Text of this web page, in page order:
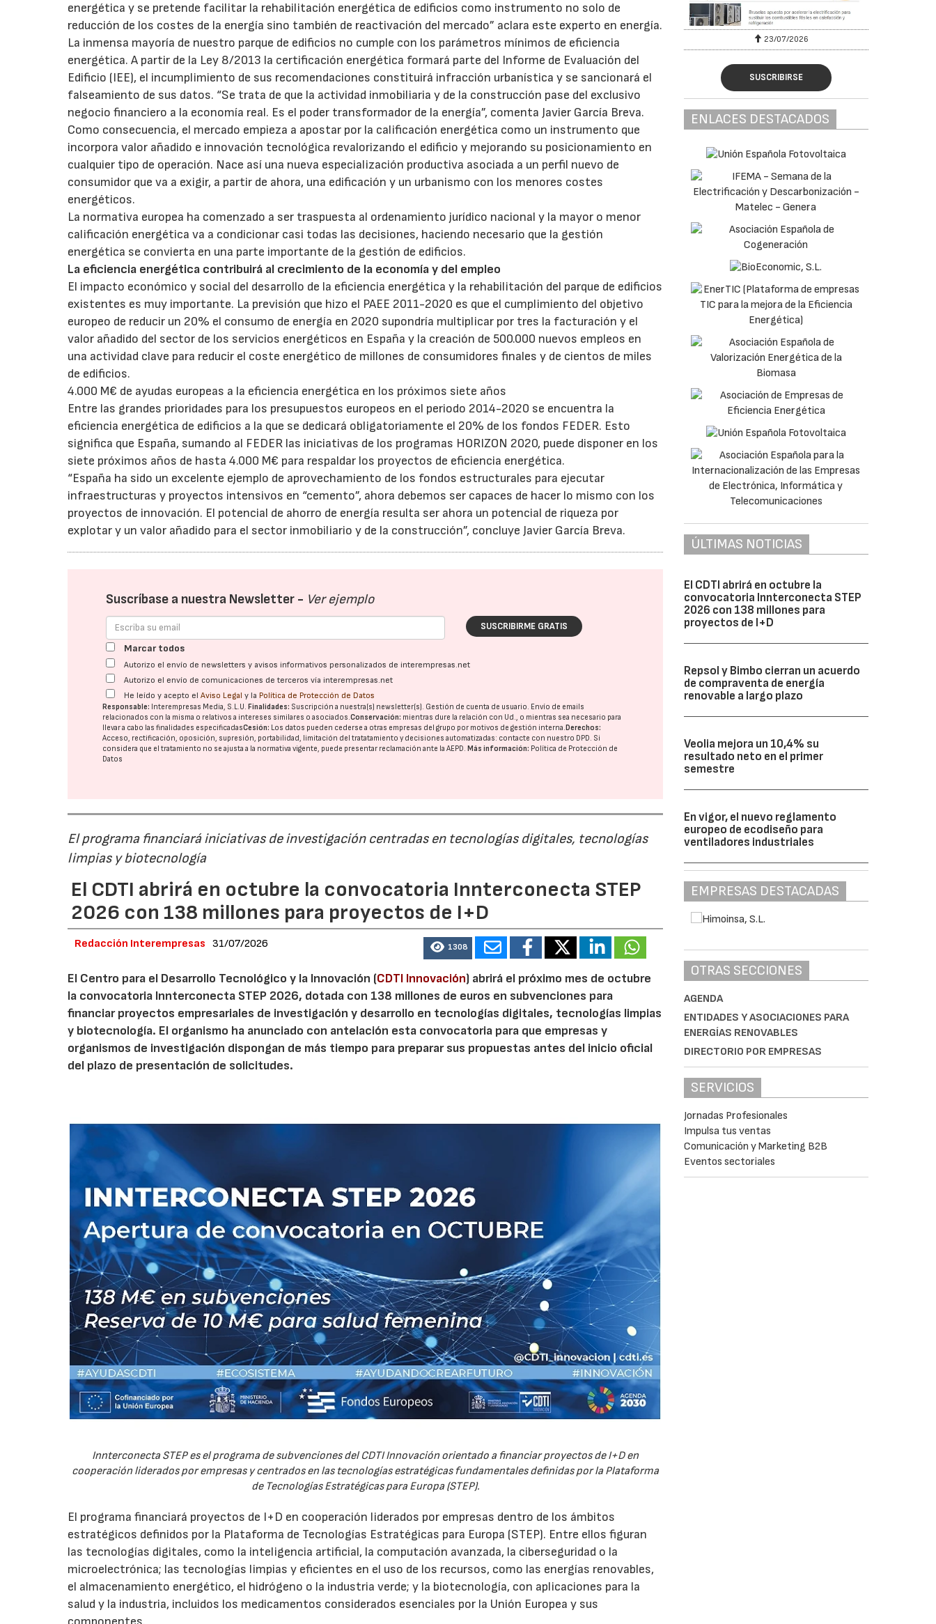
energética y se pretende facilitar la rehabilitación energética de edificios como instrumento no solo de
reducción de los costes de la energía sino también de reactivación del mercado” aclara este experto en energía.
La inmensa mayoría de nuestro parque de edificios no cumple con los parámetros mínimos de eficiencia
energética. A partir de la Ley 8/2013 la certificación energética formará parte del Informe de Evaluación del
Edificio (IEE), el incumplimiento de sus recomendaciones constituirá infracción urbanística y se sancionará el
falseamiento de sus datos. “Se trata de que la actividad inmobiliaria y de la construcción pase del exclusivo
negocio financiero a la economía real. Es el poder transformador de la energía”, comenta Javier García Breva.
Como consecuencia, el mercado empieza a apostar por la calificación energética como un instrumento que
incorpora valor añadido e innovación tecnológica revalorizando el edificio y mejorando su posicionamiento en
cualquier tipo de operación. Nace así una nueva especialización productiva asociada a un perfil nuevo de
consumidor que va a exigir, a partir de ahora, una edificación y un urbanismo con los menores costes
energéticos.
La normativa europea ha comenzado a ser traspuesta al ordenamiento jurídico nacional y la mayor o menor
calificación energética va a condicionar casi todas las decisiones, haciendo necesario que la gestión
energética se convierta en una parte importante de la gestión de edificios.
La eficiencia energética contribuirá al crecimiento de la economía y del empleo
El impacto económico y social del desarrollo de la eficiencia energética y la rehabilitación del parque de edificios
existentes es muy importante. La previsión que hizo el PAEE 2011-2020 es que el cumplimiento del objetivo
europeo de reducir un 20% el consumo de energía en 2020 supondría multiplicar por tres la facturación y el
valor añadido del sector de los servicios energéticos en España y la creación de 500.000 nuevos empleos en
una actividad clave para reducir el coste energético de millones de consumidores finales y de cientos de miles
de edificios.
4.000 M€ de ayudas europeas a la eficiencia energética en los próximos siete años
Entre las grandes prioridades para los presupuestos europeos en el periodo 2014-2020 se encuentra la
eficiencia energética de edificios a la que se dedicará obligatoriamente el 20% de los fondos FEDER. Esto
significa que España, sumando al FEDER las iniciativas de los programas HORIZON 2020, puede disponer en los
siete próximos años de hasta 4.000 M€ para respaldar los proyectos de eficiencia energética.
“España ha sido un excelente ejemplo de aprovechamiento de los fondos estructurales para ejecutar
infraestructuras y proyectos intensivos en “cemento”, ahora debemos ser capaces de hacer lo mismo con los
proyectos de innovación. El potencial de ahorro de energía resulta ser ahora un potencial de riqueza por
explotar y un valor añadido para el sector inmobiliario y de la construcción”, concluye Javier García Breva.
Suscríbase a nuestra Newsletter - Ver ejemplo
SUSCRIBIRME GRATIS
Marcar todos
Autorizo el envío de newsletters y avisos informativos personalizados de interempresas.net
Autorizo el envío de comunicaciones de terceros vía interempresas.net
He leído y acepto elAviso Legal y la Política de Protección de Datos
Responsable: Interempresas Media, S.L.U.Finalidades: Suscripción a nuestra(s) newsletter(s). Gestión de cuenta de usuario. Envío de emails
relacionados con la misma o relativos a intereses similares o asociados.Conservación: mientras dure la relación con Ud., o mientras sea necesario para
llevar a cabo las finalidades especificadasCesión: Los datos pueden cederse a otras empresas del grupo por motivos de gestión interna.Derechos:
Acceso, rectificación, oposición, supresión, portabilidad, limitación del tratatamiento y decisiones automatizadas: contacte con nuestro DPD . Si
considera que el tratamiento no se ajusta a la normativa vigente, puede presentar reclamación ante laAEPD .Más información: Política de Protección de
Datos
El programa financiará iniciativas de investigación centradas en tecnologías digitales, tecnologías
limpias y biotecnología
El CDTI abrirá en octubre la convocatoria Innterconecta STEP
2026 con 138 millones para proyectos de I+D
Redacción Interempresas 31/07/2026 1308
El Centro para el Desarrollo Tecnológico y la Innovación (CDTI Innovación) abrirá el próximo mes de octubre
la convocatoria Innterconecta STEP 2026, dotada con 138 millones de euros en subvenciones para
financiar proyectos empresariales de investigación y desarrollo en tecnologías digitales, tecnologías limpias
y biotecnología. El organismo ha anunciado con antelación esta convocatoria para que empresas y
organismos de investigación dispongan de más tiempo para preparar sus propuestas antes del inicio oficial
del plazo de presentación de solicitudes.
Innterconecta STEP es el programa de subvenciones del CDTI Innovación orientado a financiar proyectos de I+D en
cooperación liderados por empresas y centrados en las tecnologías estratégicas fundamentales definidas por la Plataforma
de Tecnologías Estratégicas para Europa (STEP).
El programa financiará proyectos de I+D en cooperación liderados por empresas dentro de los ámbitos
estratégicos definidos por la Plataforma de Tecnologías Estratégicas para Europa (STEP). Entre ellos figuran
las tecnologías digitales, como la inteligencia artificial, la computación avanzada, la ciberseguridad o la
microelectrónica; las tecnologías limpias y eficientes en el uso de los recursos, como las energías renovables,
el almacenamiento energético, el hidrógeno o la industria verde; y la biotecnología, con aplicaciones para la
salud y la industria, incluidos los medicamentos considerados esenciales por la Unión Europea y sus
23/07/2026 30/07/2026 23/07/2026
SUSCRIBIRSE
ENLACES DESTACADOS
ÚLTIMAS NOTICIAS
El CDTI abrirá en octubre la
convocatoria Innterconecta STEP
2026 con 138 millones para
proyectos de I+D
Repsol y Bimbo cierran un acuerdo
de compraventa de energía
renovable a largo plazo
Veolia mejora un 10,4% su
resultado neto en el primer
semestre
En vigor, el nuevo reglamento
europeo de ecodiseño para
ventiladores industriales
EMPRESAS DESTACADAS
OTRAS SECCIONES
AGENDA
ENTIDADES Y ASOCIACIONES PARA
ENERGÍAS RENOVABLES
DIRECTORIO POR EMPRESAS
SERVICIOS
Jornadas Profesionales
Impulsa tus ventas
Comunicación y Marketing B2B
Eventos sectoriales